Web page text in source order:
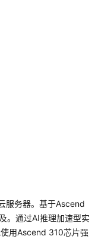
服务器。基于Ascend
。通过AI推理加速型实
用Ascend 310芯片强